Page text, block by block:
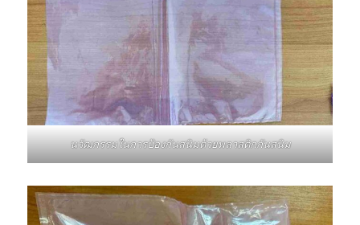
นวัฒกรรมในการป้องกันสนิมด้วยพลาสติกกันสนิม